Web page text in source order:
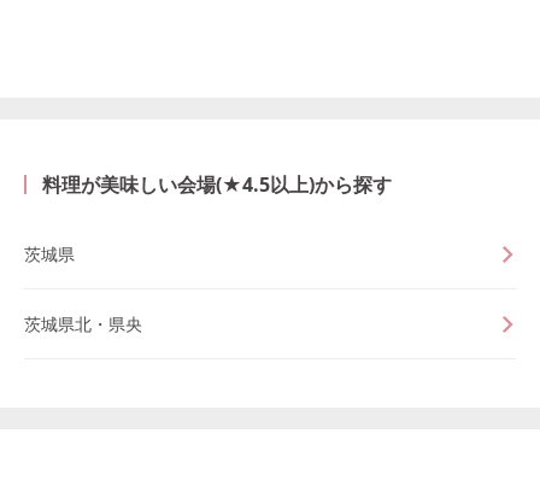
料理が美味しい会場(★4.5以上)から探す
茨城県
茨城県北・県央